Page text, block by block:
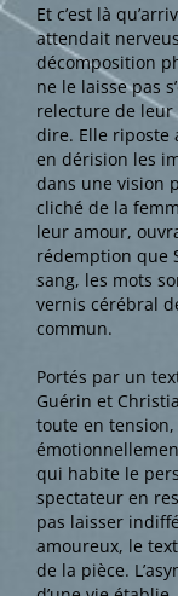
Et c’est là
attendait
décomposition
ne le laisse pas
relecture de leur
dire. Elle riposte
en dérision les
dans une vision
cliché de la
leur amour,
rédemption que
sang, les mots
vernis cérébral
commun.
Portés par un
Guérin et
toute en
qui habite le
spectateur en
pas laisser
amoureux, le
de la pièce.